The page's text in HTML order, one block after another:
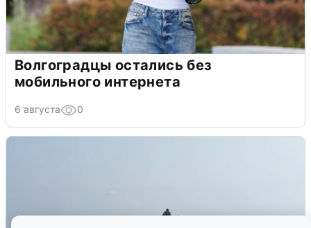
Волгоградцы остались без
мобильного интернета
6 августа 0